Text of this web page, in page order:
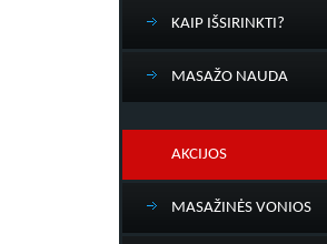
KAIP IŠSIRINKTI?
MASAŽO NAUDA
AKCIJOS
MASAŽINĖS VONIOS